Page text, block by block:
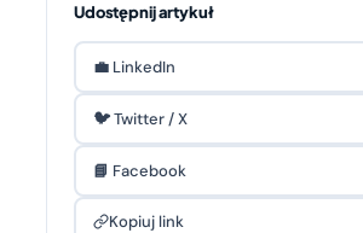
Udostępnij artykuł
💼 LinkedIn
🐦 Twitter / X
📘 Facebook
Kopiuj link